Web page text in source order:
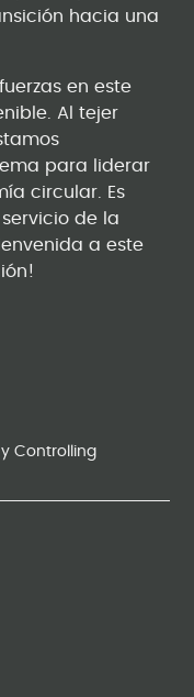
Controlling
hacia una
en este
Al tejer
para liderar
circular. Es
de la
a este